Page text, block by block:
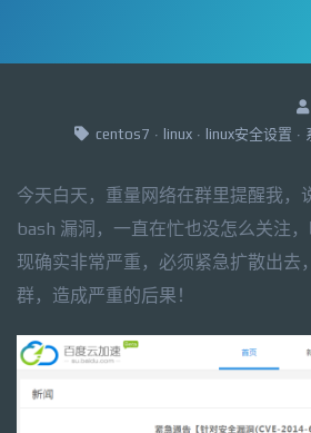
centos7 · linux · linux安全设置 ·
今天白天，重量网络在群里提醒我，
bash 漏洞，一直在忙也没怎么关注
现确实非常严重，必须紧急扩散出去
群，造成严重的后果！